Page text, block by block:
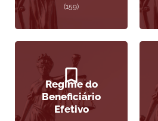
(159)
Regime do
Beneficiário
Efetivo